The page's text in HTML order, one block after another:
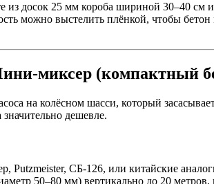
из досок 25 мм короба шириной 30–40
можно выстелить плёнкой, чтобы
миксер (компактный
на колёсном шасси, который
дешевле.
Putzmeister, СБ-126, или китайские
50–80 мм) вертикально до 20 метров,